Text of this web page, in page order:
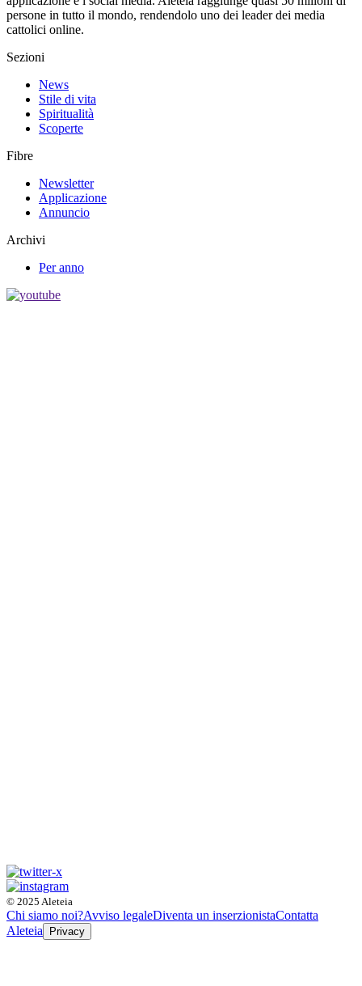
persone in tutto il mondo, rendendolo uno dei leader dei media
cattolici online.
Sezioni
News
Stile di vita
Spiritualità
Scoperte
Fibre
Newsletter
Applicazione
Annuncio
Archivi
Per anno
© 2025 Aleteia
Chi siamo noi?Avviso legaleDiventa un inserzionistaContatta
Aleteia
Privacy